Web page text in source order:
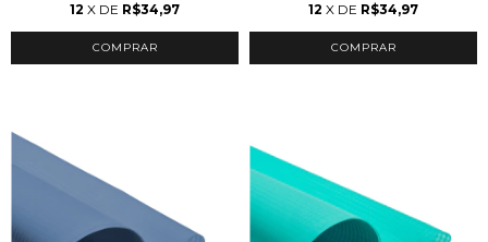
12 X DE R$34,97 12 X DE R$34,97